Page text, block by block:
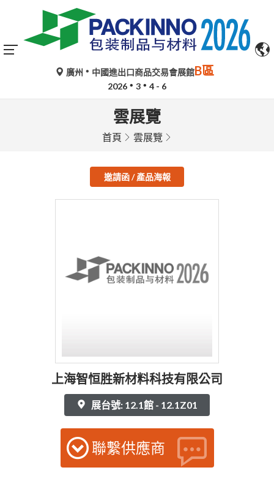
廣州 中國進出口商品交易會展館B區
2026 3 4 - 6
雲展覽
首頁 雲展覽
邀請函 / 產品海報
上海智恒胜新材料科技有限公司
展台號: 12.1館 - 12.1Z01
聯繫供應商